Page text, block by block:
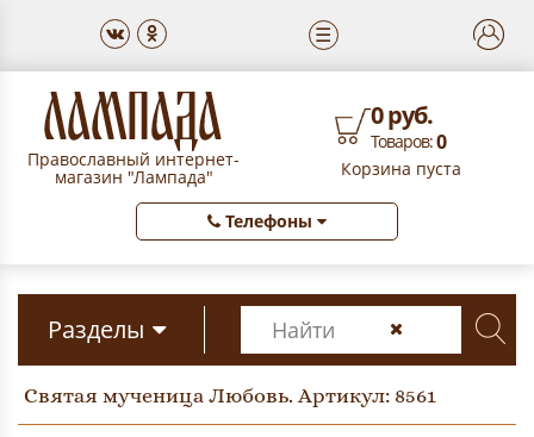
☰
Православный интернет-
магазин "Лампада"
0 руб.
Товаров:0
Корзина пуста
Телефоны
Разделы
Святая мученица Любовь. Артикул: 8561